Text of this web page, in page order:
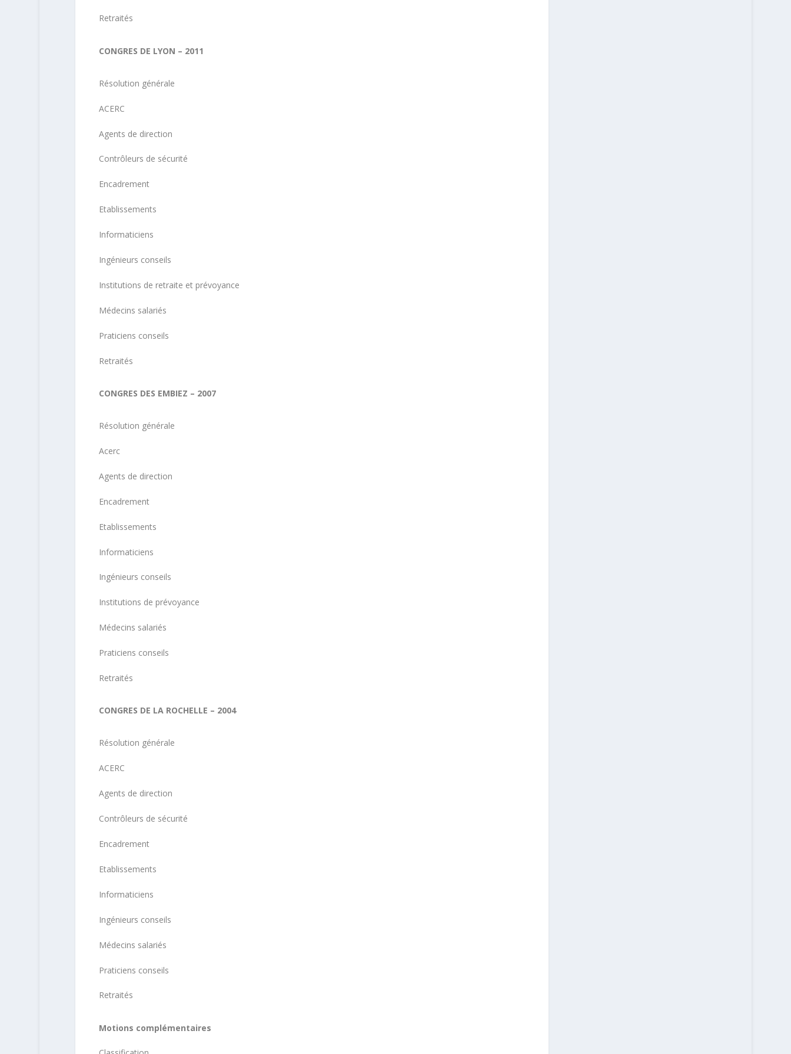
Retraités
CONGRES DE LYON – 2011
Résolution générale
ACERC
Agents de direction
Contrôleurs de sécurité
Encadrement
Etablissements
Informaticiens
Ingénieurs conseils
Institutions de retraite et prévoyance
Médecins salariés
Praticiens conseils
Retraités
CONGRES DES EMBIEZ – 2007
Résolution générale
Acerc
Agents de direction
Encadrement
Etablissements
Informaticiens
Ingénieurs conseils
Institutions de prévoyance
Médecins salariés
Praticiens conseils
Retraités
CONGRES DE LA ROCHELLE – 2004
Résolution générale
ACERC
Agents de direction
Contrôleurs de sécurité
Encadrement
Etablissements
Informaticiens
Ingénieurs conseils
Médecins salariés
Praticiens conseils
Retraités
Motions complémentaires